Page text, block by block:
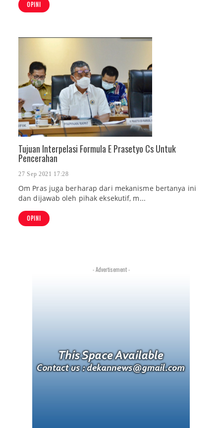
OPINI
Tujuan Interpelasi Formula E Prasetyo Cs Untuk
Pencerahan
27 Sep 2021 17:28
Om Pras juga berharap dari mekanisme bertanya ini
dan dijawab oleh pihak eksekutif, m...
OPINI
- Advertisement -